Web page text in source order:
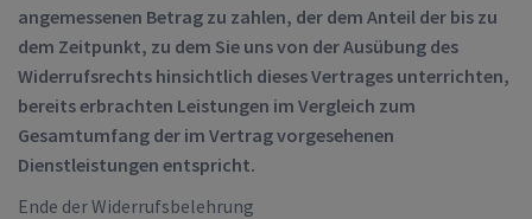
angemessenen Betrag zu zahlen, der dem Anteil der bis zu
dem Zeitpunkt, zu dem Sie uns von der Ausübung des
Widerrufsrechts hinsichtlich dieses Vertrages unterrichten,
bereits erbrachten Leistungen im Vergleich zum
Gesamtumfang der im Vertrag vorgesehenen
Dienstleistungen entspricht.
Ende der Widerrufsbelehrung